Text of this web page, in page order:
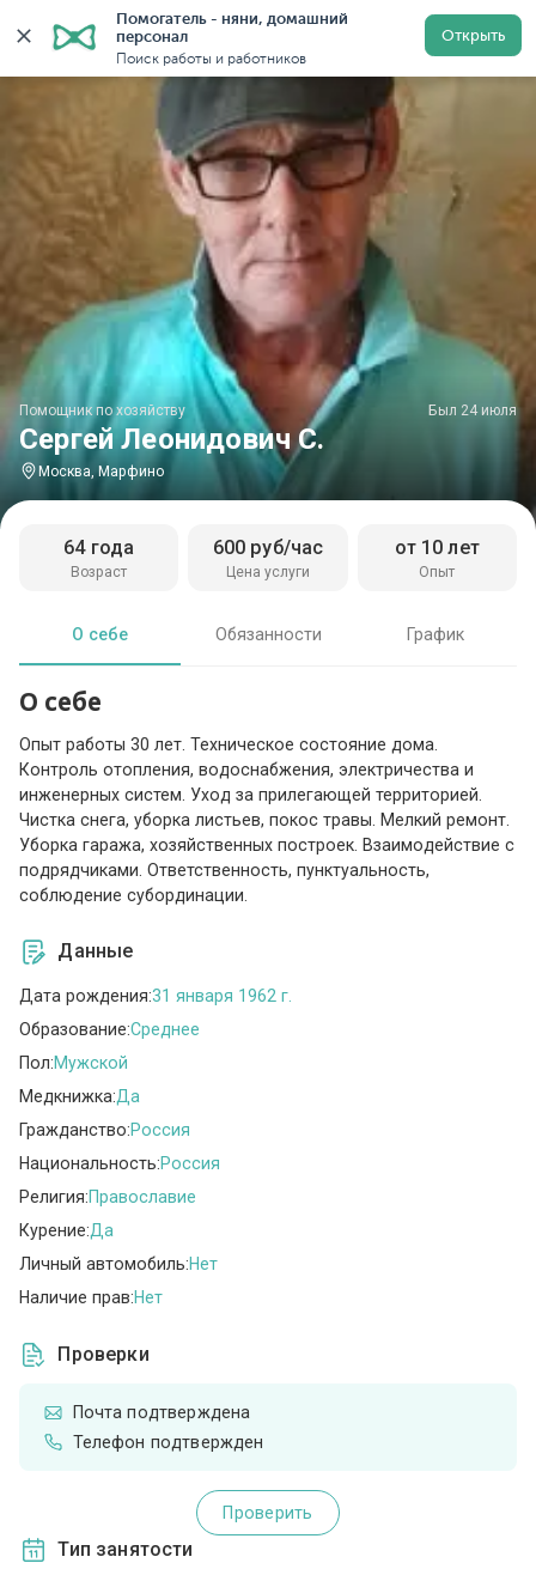
Помогатель - няни, домашний
персонал
Поиск работы и работников
Открыть
Главная Помощники по хозяйству Помощник по
Сергей Леонидович С.
Помощник по хозяйству Был 24 июля
Москва, Марфино
Возраст
64 года
Цена услуги
600 руб/час
Опыт
от 10 лет
О себе Обязанности График
О себе
Опыт работы 30 лет. Техническое состояние дома.
Контроль отопления, водоснабжения, электричества и
инженерных систем. Уход за прилегающей территорией.
Чистка снега, уборка листьев, покос травы. Мелкий ремонт.
Уборка гаража, хозяйственных построек. Взаимодействие с
подрядчиками. Ответственность, пунктуальность,
соблюдение субординации.
Данные
Дата рождения:31 января 1962 г.
Образование:Среднее
Пол:Мужской
Медкнижка:Да
Гражданство:Россия
Национальность:Россия
Религия:Православие
Курение:Да
Личный автомобиль:Нет
Наличие прав:Нет
Проверки
Почта подтверждена
Телефон подтвержден
Проверить
Тип занятости